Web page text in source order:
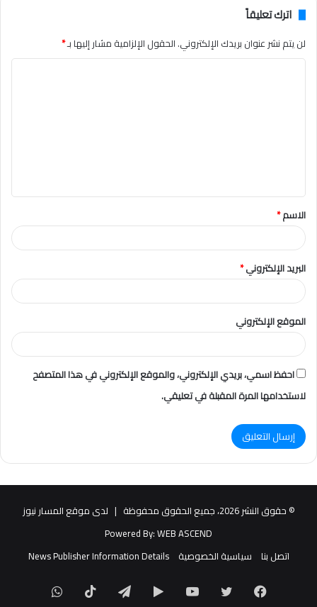
اترك تعليقاً
لن يتم نشر عنوان بريدك الإلكتروني.الحقول الإلزامية مشار إليها بـ*
ق
*
الاسم*
البريد الإلكتروني*
الموقع الإلكتروني
احفظ اسمي، بريدي الإلكتروني، والموقع الإلكتروني في هذا المتصفح
لاستخدامها المرة المقبلة في تعليقي.
© حقوق النشر 2026، جميع الحقوق محفوظة |
لدى موقع المسار نيوز
Powered By:WEB ASCEND
اتصل بنا
سياسية الخصوصية News Publisher Information Details
فيسبوك يوتيوب‏Googleتيلقرام TikTokواتساب